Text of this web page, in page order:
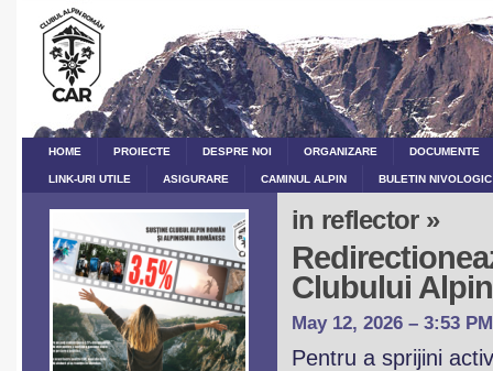
HOME PROIECTE DESPRE NOI ORGANIZARE DOCUMENTE
LINK-URI UTILE ASIGURARE CAMINUL ALPIN BULETIN
in reflector »
Clubului
May 12, 2026 – 3:53 PM
Pentru a sprijini